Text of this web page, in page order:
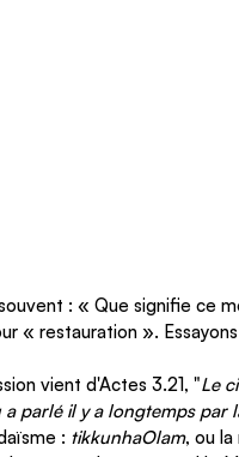
: « Que signifie ce
« restauration ».
vient d'Actes 3.21, "Le
parlé il y a longtemps par
: tikkunhaOlam, ou